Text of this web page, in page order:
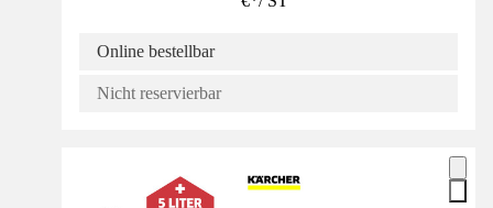
Online bestellbar
Nicht reservierbar